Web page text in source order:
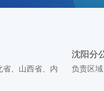
、山西省、内
沈阳分
负责区域